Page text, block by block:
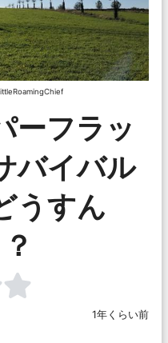
ーフラッ
バイバル
うすん
1年くらい前